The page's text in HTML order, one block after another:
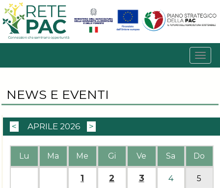
NEWS E EVENTI
< APRILE 2026 >
Lu Ma Me Gi Ve Sa Do
1 2 3 4 5